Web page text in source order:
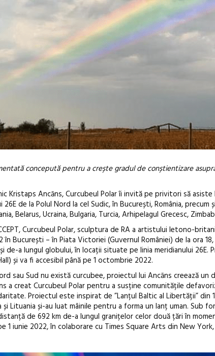
concepută pentru a crește gradul de conștientizare
Ancāns, Curcubeul Polar îi invită pe privitori să asiste
de la Polul Nord la cel Sudic, în București, România,
Belarus, Ucraina, Bulgaria, Turcia, Arhipelagul Grecesc,
Curcubeul Polar, sculptura de RA a artistului letono-
în București – în Piata Victoriei (Guvernul României) de la ora
de-a lungul globului, în locații situate pe linia meridianului
și va fi accesibil până pe 1 octombrie 2022.
sau Sud nu există curcubee, proiectul lui Ancāns creează un
a creat Curcubeul Polar pentru a susține comunitățile
Proiectul este inspirat de ”Lanțul Baltic al Libertății” din
Lituania și-au luat mâinile pentru a forma un lanț uman. Sub
de 692 km de-a lungul granițelor celor două țări în
1 iunie 2022, în colaborare cu Times Square Arts din New